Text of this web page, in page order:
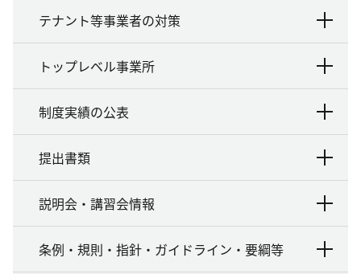
テナント等事業者の対策
トップレベル事業所
制度実績の公表
提出書類
説明会・講習会情報
条例・規則・指針・ガイドライン・要綱等